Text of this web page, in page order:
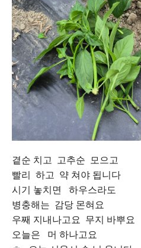
곁순 치고 고추순 모으고
빨리 하고 약 쳐야 됩니다
시기 놓치면 하우스라도
병충해는 감당 몬혀요
우째 지내나고요 무지 바뿌요
오늘은 머 하나고요